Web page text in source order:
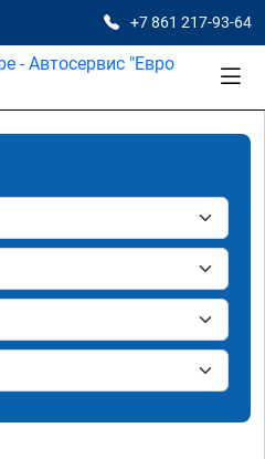
+7 861 217-93-64